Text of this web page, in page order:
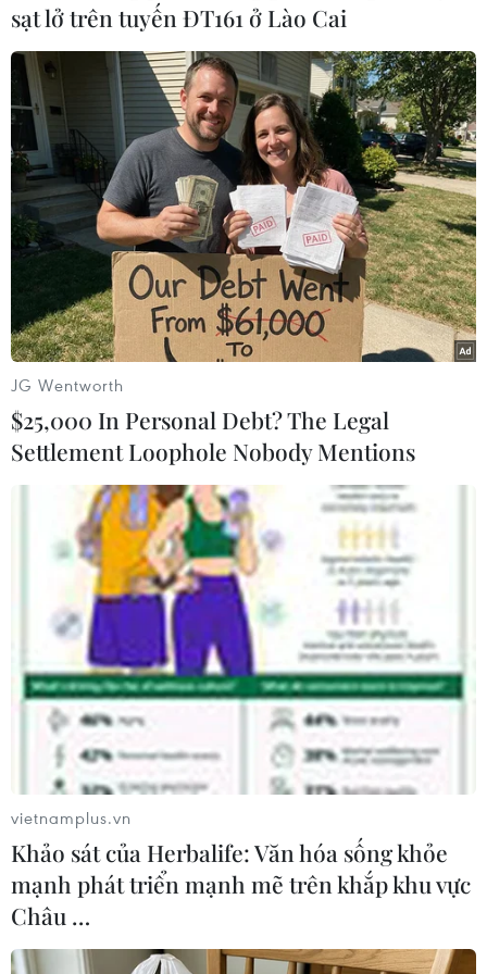
được ưa chuộng tại Nhật Bản và nổi tiếng thế
giới, là táo Fuji màu đỏ, vị ngọt và táo Kinsei có
màu vàng, vị chua ngọt./.
(Vietnam+)
#Táo Aomori #Táo Fuji #Táo Kinsei
#Siêu thị Intimex
#Nhập khẩu táo
#Big C
#Unimart
#Tết Nguyên Đán 2017
Nhật Bản
Theo dõi VietnamPlus
TIN LIÊN QUAN
sạt lở trên tuyến ĐT161 ở Lào Cai
JG Wentworth
$25,000 In Personal Debt? The Legal
Settlement Loophole Nobody Mentions
vietnamplus.vn
Khảo sát của Herbalife: Văn hóa sống khỏe
mạnh phát triển mạnh mẽ trên khắp khu vực
Châu …